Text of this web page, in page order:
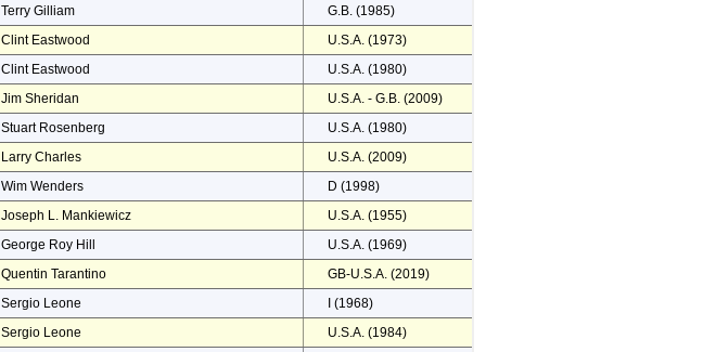
Terry Gilliam
G.B. (1985)
Clint Eastwood
U.S.A. (1973)
Clint Eastwood
U.S.A. (1980)
Jim Sheridan
U.S.A. - G.B. (2009)
Stuart Rosenberg
U.S.A. (1980)
Larry Charles
U.S.A. (2009)
Wim Wenders
D (1998)
Joseph L. Mankiewicz
U.S.A. (1955)
George Roy Hill
U.S.A. (1969)
Quentin Tarantino
GB-U.S.A. (2019)
Sergio Leone
I (1968)
Sergio Leone
U.S.A. (1984)